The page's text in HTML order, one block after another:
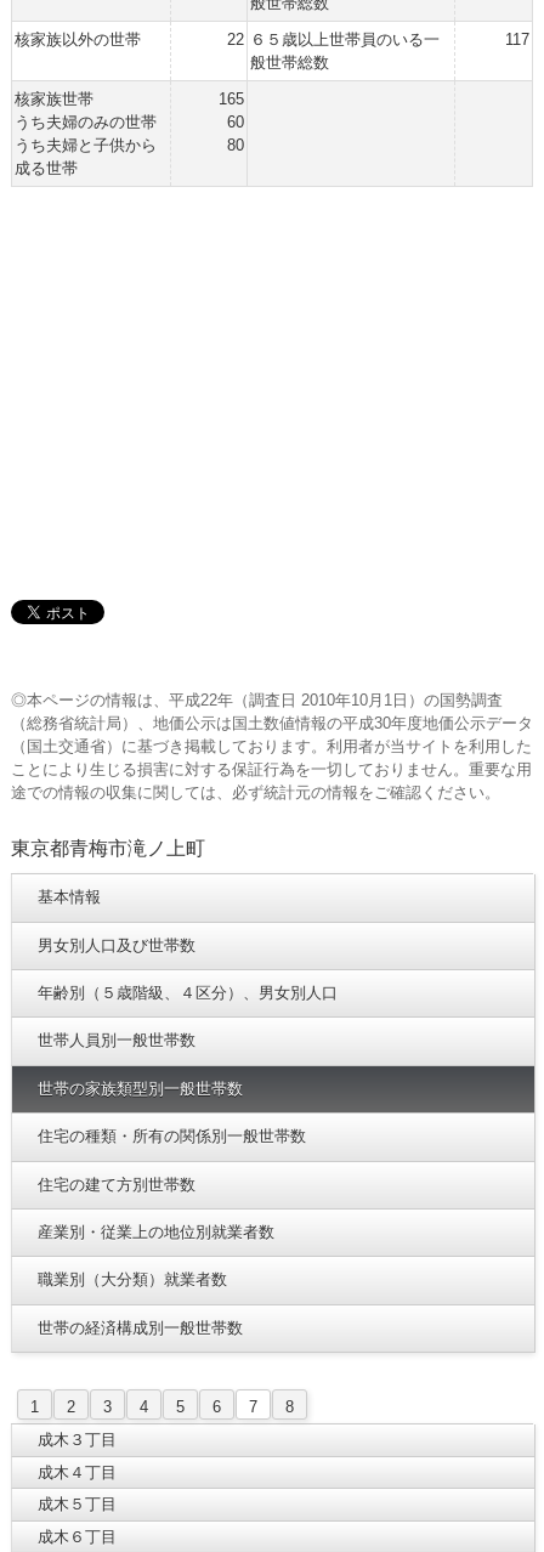
核家族以外の世帯
22 ６５歳以上世帯員のいる一
般世帯総数
117
核家族世帯
うち夫婦のみの世帯
うち夫婦と子供から
成る世帯
165
60
80
◎本ページの情報は、平成22年（調査日 2010年10月1日）の国勢調査
（総務省統計局）、地価公示は国土数値情報の平成30年度地価公示データ
（国土交通省）に基づき掲載しております。利用者が当サイトを利用した
ことにより生じる損害に対する保証行為を一切しておりません。重要な用
途での情報の収集に関しては、必ず統計元の情報をご確認ください。
東京都青梅市滝ノ上町
基本情報
男女別人口及び世帯数
年齢別（５歳階級、４区分）、男女別人口
世帯人員別一般世帯数
世帯の家族類型別一般世帯数
住宅の種類・所有の関係別一般世帯数
住宅の建て方別世帯数
産業別・従業上の地位別就業者数
職業別（大分類）就業者数
世帯の経済構成別一般世帯数
1 2 3 4 5 6 7
8
成木３丁目
成木４丁目
成木５丁目
成木６丁目